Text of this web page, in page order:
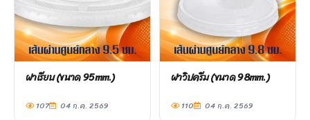
ฝาเรียบ (ขนาด 95mm.)
107 04 ก.ค. 2569
ฝาวิปครีม (ขนาด 98mm.)
110 04 ก.ค. 2569